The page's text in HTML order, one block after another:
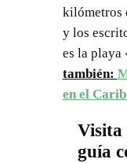
kilómetros
y los
es la playa
también:
en el
Visita
guía